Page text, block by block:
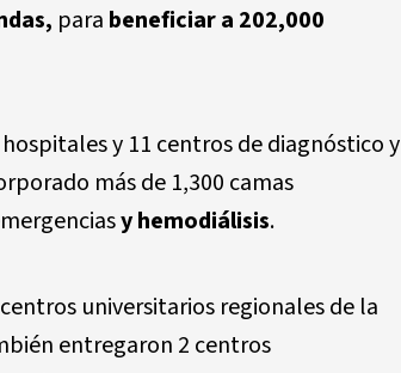
para beneficiar a 202,000
hospitales y 11 centros de diagnóstico y
más de 1,300 camas
y hemodiálisis.
centros universitarios regionales de la
entregaron 2 centros